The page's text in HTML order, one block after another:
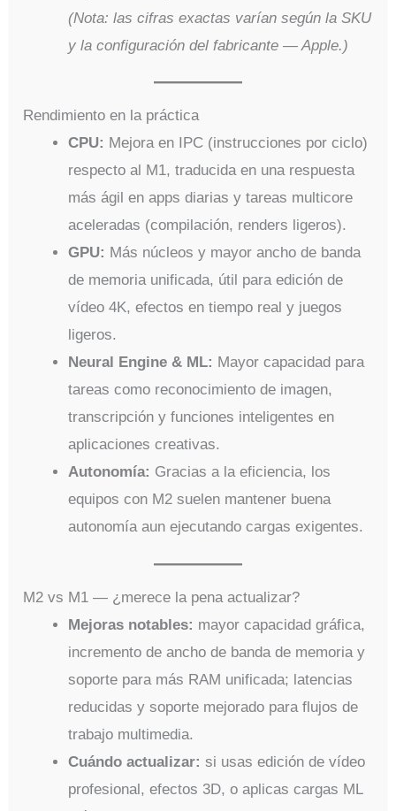
(Nota: las cifras exactas varían según la SKU
y la configuración del fabricante — Apple.)
Rendimiento en la práctica
CPU: Mejora en IPC (instrucciones por ciclo)
respecto al M1, traducida en una respuesta
más ágil en apps diarias y tareas multicore
aceleradas (compilación, renders ligeros).
GPU: Más núcleos y mayor ancho de banda
de memoria unificada, útil para edición de
vídeo 4K, efectos en tiempo real y juegos
ligeros.
Neural Engine & ML: Mayor capacidad para
tareas como reconocimiento de imagen,
transcripción y funciones inteligentes en
aplicaciones creativas.
Autonomía: Gracias a la eficiencia, los
equipos con M2 suelen mantener buena
autonomía aun ejecutando cargas exigentes.
M2 vs M1 — ¿merece la pena actualizar?
Mejoras notables: mayor capacidad gráfica,
incremento de ancho de banda de memoria y
soporte para más RAM unificada; latencias
reducidas y soporte mejorado para flujos de
trabajo multimedia.
Cuándo actualizar: si usas edición de vídeo
profesional, efectos 3D, o aplicas cargas ML